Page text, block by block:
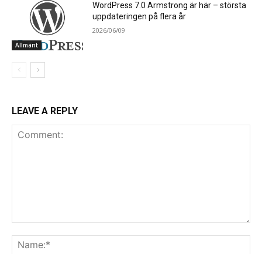
Allmänt
WordPress 7.0 Armstrong är här – största
uppdateringen på flera år
2026/06/09
LEAVE A REPLY